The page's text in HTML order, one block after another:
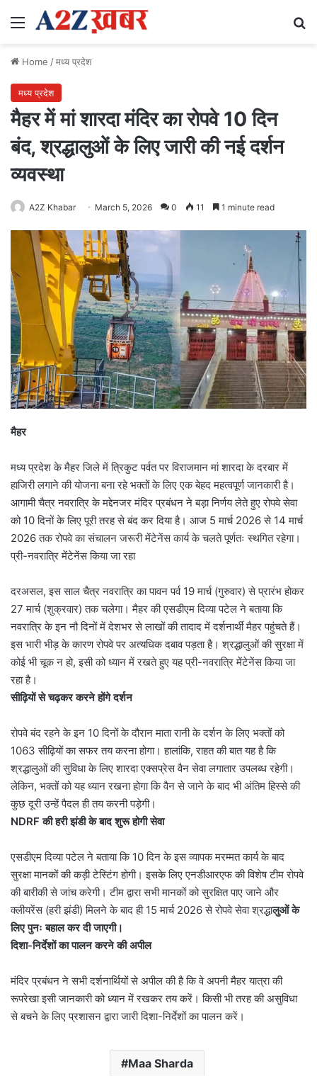
Menu
Home /मध्य प्रदेश
मध्य प्रदेश
मैहर में मां शारदा मंदिर का रोपवे 10 दिन
बंद, श्रद्धालुओं के लिए जारी की नई दर्शन
व्यवस्था
A2Z Khabar March 5, 2026 0 11 1 minute read
मैहर
मध्य प्रदेश के मैहर जिले में त्रिकुट पर्वत पर विराजमान मां शारदा के दरबार में
हाजिरी लगाने की योजना बना रहे भक्तों के लिए एक बेहद महत्वपूर्ण जानकारी है।
आगामी चैत्र नवरात्रि के मद्देनजर मंदिर प्रबंधन ने बड़ा निर्णय लेते हुए रोपवे सेवा
को 10 दिनों के लिए पूरी तरह से बंद कर दिया है। आज 5 मार्च 2026 से 14 मार्च
2026 तक रोपवे का संचालन जरूरी मेंटेनेंस कार्य के चलते पूर्णतः स्थगित रहेगा।
प्री-नवरात्रि मेंटेनेंस किया जा रहा
दरअसल, इस साल चैत्र नवरात्रि का पावन पर्व 19 मार्च (गुरुवार) से प्रारंभ होकर
27 मार्च (शुक्रवार) तक चलेगा। मैहर की एसडीएम दिव्या पटेल ने बताया कि
नवरात्रि के इन नौ दिनों में देशभर से लाखों की तादाद में दर्शनार्थी मैहर पहुंचते हैं।
इस भारी भीड़ के कारण रोपवे पर अत्यधिक दबाव पड़ता है। श्रद्धालुओं की सुरक्षा में
कोई भी चूक न हो, इसी को ध्यान में रखते हुए यह प्री-नवरात्रि मेंटेनेंस किया जा
रहा है।
सीढ़ियों से चढ़कर करने होंगे दर्शन
रोपवे बंद रहने के इन 10 दिनों के दौरान माता रानी के दर्शन के लिए भक्तों को
1063 सीढ़ियों का सफर तय करना होगा। हालांकि, राहत की बात यह है कि
श्रद्धालुओं की सुविधा के लिए शारदा एक्सप्रेस वैन सेवा लगातार उपलब्ध रहेगी।
लेकिन, भक्तों को यह ध्यान रखना होगा कि वैन से जाने के बाद भी अंतिम हिस्से की
कुछ दूरी उन्हें पैदल ही तय करनी पड़ेगी।
NDRF की हरी झंडी के बाद शुरू होगी सेवा
एसडीएम दिव्या पटेल ने बताया कि 10 दिन के इस व्यापक मरम्मत कार्य के बाद
सुरक्षा मानकों की कड़ी टेस्टिंग होगी। इसके लिए एनडीआरएफ की विशेष टीम रोपवे
की बारीकी से जांच करेगी। टीम द्वारा सभी मानकों को सुरक्षित पाए जाने और
क्लीयरेंस (हरी झंडी) मिलने के बाद ही 15 मार्च 2026 से रोपवे सेवा श्रद्धालुओं के
लिए पुनः बहाल कर दी जाएगी।
दिशा-निर्देशों का पालन करने की अपील
मंदिर प्रबंधन ने सभी दर्शनार्थियों से अपील की है कि वे अपनी मैहर यात्रा की
रूपरेखा इसी जानकारी को ध्यान में रखकर तय करें। किसी भी तरह की असुविधा
से बचने के लिए प्रशासन द्वारा जारी दिशा-निर्देशों का पालन करें।
Maa Sharda